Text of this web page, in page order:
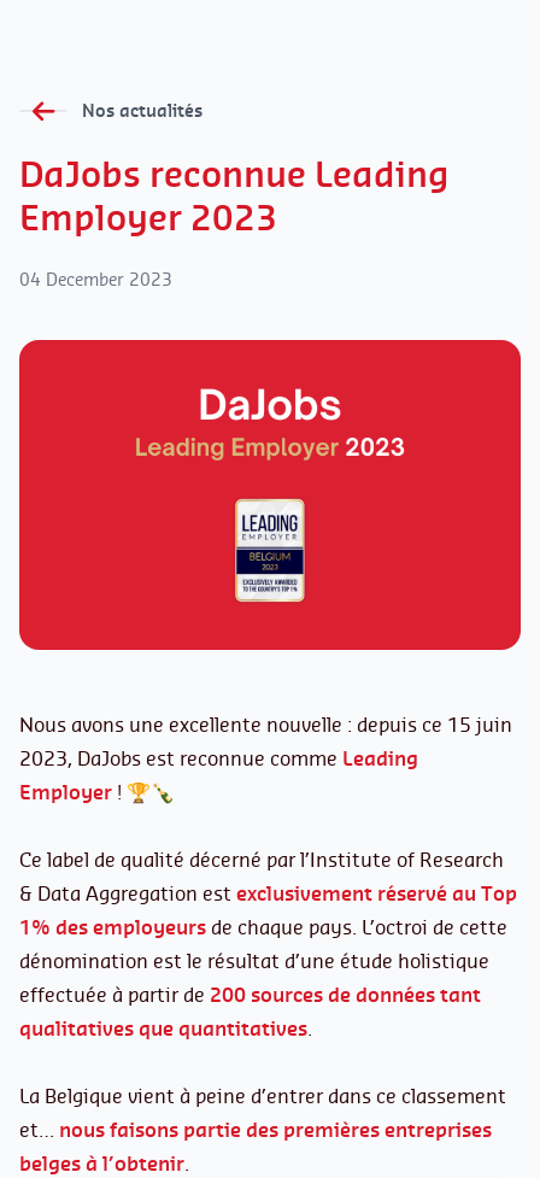
Nos actualités
DaJobs reconnue Leading
Employer 2023
04 December 2023
Nous avons une excellente nouvelle : depuis ce 15 juin
2023, DaJobs est reconnue comme Leading
Employer ! 🏆🍾
Ce label de qualité décerné par l’Institute of Research
& Data Aggregation est exclusivement réservé au Top
1% des employeurs de chaque pays. L’octroi de cette
dénomination est le résultat d’une étude holistique
effectuée à partir de 200 sources de données tant
qualitatives que quantitatives.
La Belgique vient à peine d’entrer dans ce classement
et… nous faisons partie des premières entreprises
belges à l’obtenir.